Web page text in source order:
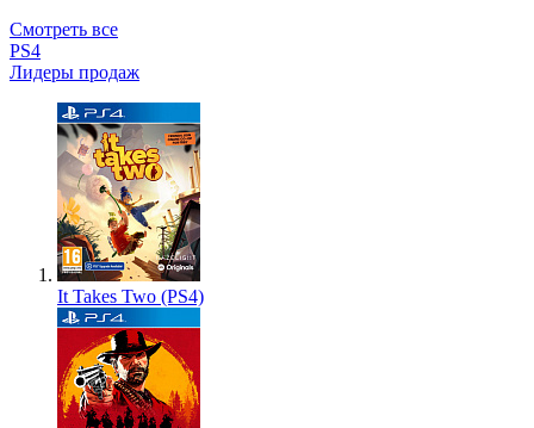
Смотреть все
PS4
Лидеры продаж
It Takes Two (PS4)